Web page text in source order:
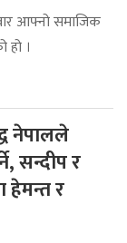
आफ्नो समाजिक
हो ।
नेपालले
सन्दीप र
हेमन्त र